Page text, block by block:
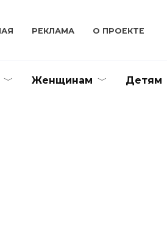
РЕКЛАМА О ПРОЕКТЕ
Женщинам Детям